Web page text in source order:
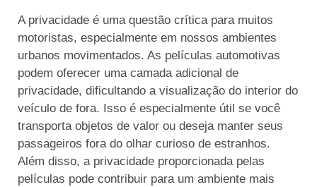
A privacidade é uma questão crítica para muitos
motoristas, especialmente em nossos ambientes
urbanos movimentados. As películas automotivas
podem oferecer uma camada adicional de
privacidade, dificultando a visualização do interior do
veículo de fora. Isso é especialmente útil se você
transporta objetos de valor ou deseja manter seus
passageiros fora do olhar curioso de estranhos.
Além disso, a privacidade proporcionada pelas
películas pode contribuir para um ambiente mais